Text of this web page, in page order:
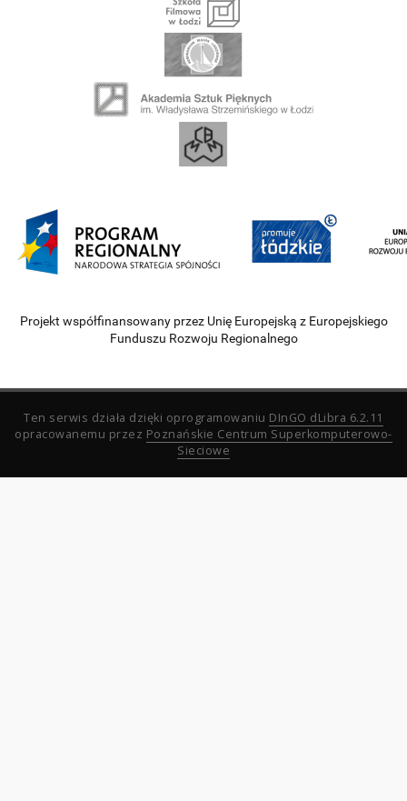
Projekt współfinansowany przez Unię Europejską z Europejskiego
Funduszu Rozwoju Regionalnego
Ten serwis działa dzięki oprogramowaniu DInGO dLibra 6.2.11
opracowanemu przez Poznańskie Centrum Superkomputerowo-
Sieciowe